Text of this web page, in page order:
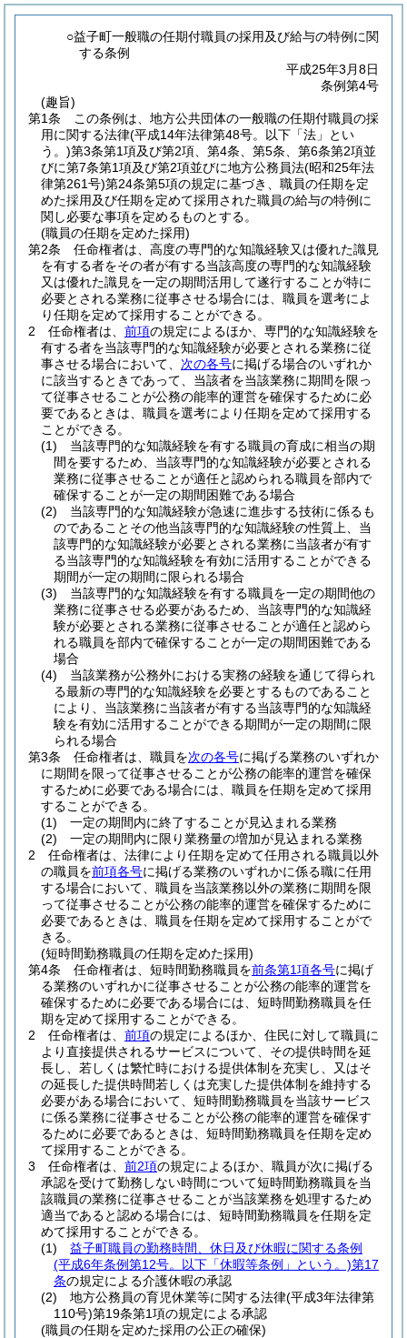
○益子町一般職の任期付職員の採用及び給与の特例に関
する条例
平成25年3月8日
条例第4号
(趣旨)
第1条
この条例は、地方公共団体の一般職の任期付職員の採
用に関する法律(平成14年法律第48号。以下「法」とい
う。)第3条第1項及び第2項、第4条、第5条、第6条第2項並
びに第7条第1項及び第2項並びに地方公務員法(昭和25年法
律第261号)第24条第5項の規定に基づき、職員の任期を定
めた採用及び任期を定めて採用された職員の給与の特例に
関し必要な事項を定めるものとする。
(職員の任期を定めた採用)
第2条
任命権者は、高度の専門的な知識経験又は優れた識見
を有する者をその者が有する当該高度の専門的な知識経験
又は優れた識見を一定の期間活用して遂行することが特に
必要とされる業務に従事させる場合には、職員を選考によ
り任期を定めて採用することができる。
2
任命権者は、 前項の規定によるほか、専門的な知識経験を
有する者を当該専門的な知識経験が必要とされる業務に従
事させる場合において、 次の各号に掲げる場合のいずれか
に該当するときであって、当該者を当該業務に期間を限っ
て従事させることが公務の能率的運営を確保するために必
要であるときは、職員を選考により任期を定めて採用する
ことができる。
(1)
当該専門的な知識経験を有する職員の育成に相当の期
間を要するため、当該専門的な知識経験が必要とされる
業務に従事させることが適任と認められる職員を部内で
確保することが一定の期間困難である場合
(2)
当該専門的な知識経験が急速に進歩する技術に係るも
のであることその他当該専門的な知識経験の性質上、当
該専門的な知識経験が必要とされる業務に当該者が有す
る当該専門的な知識経験を有効に活用することができる
期間が一定の期間に限られる場合
(3)
当該専門的な知識経験を有する職員を一定の期間他の
業務に従事させる必要があるため、当該専門的な知識経
験が必要とされる業務に従事させることが適任と認めら
れる職員を部内で確保することが一定の期間困難である
場合
(4)
当該業務が公務外における実務の経験を通じて得られ
る最新の専門的な知識経験を必要とするものであること
により、当該業務に当該者が有する当該専門的な知識経
験を有効に活用することができる期間が一定の期間に限
られる場合
第3条
任命権者は、職員を次の各号に掲げる業務のいずれか
に期間を限って従事させることが公務の能率的運営を確保
するために必要である場合には、職員を任期を定めて採用
することができる。
(1)
一定の期間内に終了することが見込まれる業務
(2)
一定の期間内に限り業務量の増加が見込まれる業務
2
任命権者は、法律により任期を定めて任用される職員以外
の職員を前項各号に掲げる業務のいずれかに係る職に任用
する場合において、職員を当該業務以外の業務に期間を限
って従事させることが公務の能率的運営を確保するために
必要であるときは、職員を任期を定めて採用することがで
きる。
(短時間勤務職員の任期を定めた採用)
第4条
任命権者は、短時間勤務職員を前条第1項各号に掲げ
る業務のいずれかに従事させることが公務の能率的運営を
確保するために必要である場合には、短時間勤務職員を任
期を定めて採用することができる。
2
任命権者は、 前項の規定によるほか、住民に対して職員に
より直接提供されるサービスについて、その提供時間を延
長し、若しくは繁忙時における提供体制を充実し、又はそ
の延長した提供時間若しくは充実した提供体制を維持する
必要がある場合において、短時間勤務職員を当該サービス
に係る業務に従事させることが公務の能率的運営を確保す
るために必要であるときは、短時間勤務職員を任期を定め
て採用することができる。
3
任命権者は、 前2項の規定によるほか、職員が次に掲げる
承認を受けて勤務しない時間について短時間勤務職員を当
該職員の業務に従事させることが当該業務を処理するため
適当であると認める場合には、短時間勤務職員を任期を定
めて採用することができる。
(1)
益子町職員の勤務時間、休日及び休暇に関する条例
(平成6年条例第12号。以下「休暇等条例」という。)第17
条の規定による介護休暇の承認
(2)
地方公務員の育児休業等に関する法律(平成3年法律第
110号)第19条第1項の規定による承認
(職員の任期を定めた採用の公正の確保)